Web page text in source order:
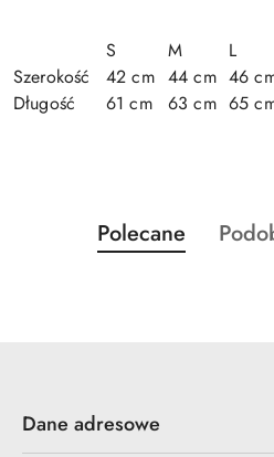
S M L
Szerokość
42 cm 44 cm 46
Długość
61 cm 63 cm 65
Pomiń karuzelę
Produkty
o
Polecane
Dane adresowe